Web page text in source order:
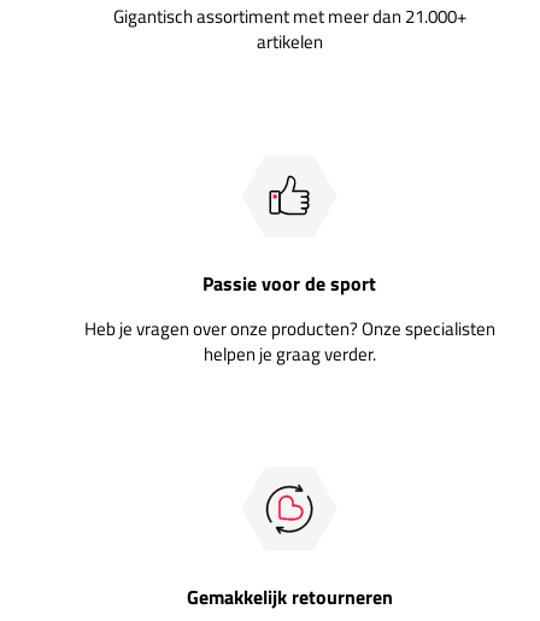
Gigantisch assortiment met meer dan 21.000+
artikelen
Passie voor de sport
Heb je vragen over onze producten? Onze specialisten
helpen je graag verder.
Gemakkelijk retourneren